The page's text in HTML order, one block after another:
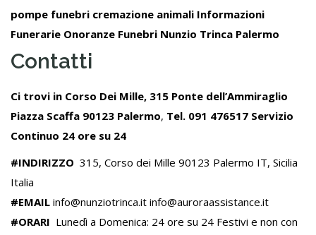
pompe funebri cremazione animali Informazioni
Funerarie Onoranze Funebri Nunzio Trinca Palermo
Contatti
Ci trovi in Corso Dei Mille, 315 Ponte dell’Ammiraglio
Piazza Scaffa 90123 Palermo, Tel. 091 476517 Servizio
Continuo 24 ore su 24
#INDIRIZZO 315, Corso dei Mille 90123 Palermo IT, Sicilia
Italia
#EMAIL info@nunziotrinca.it info@auroraassistance.it
#ORARI Lunedì a Domenica: 24 ore su 24 Festivi e non con